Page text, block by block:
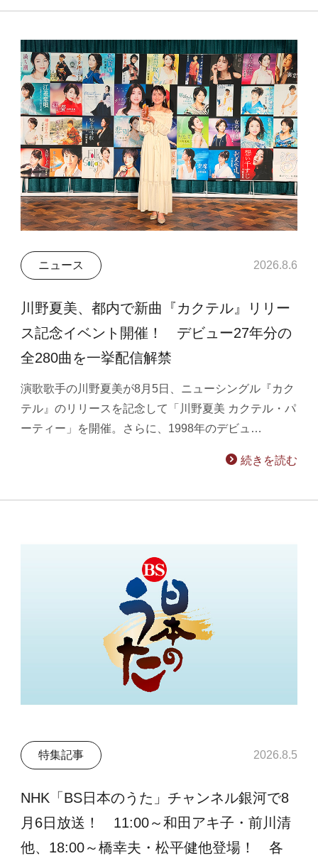
ニュース 2026.8.6
川野夏美、都内で新曲『カクテル』リリー
ス記念イベント開催！ デビュー27年分の
全280曲を一挙配信解禁
演歌歌手の川野夏美が8月5日、ニューシングル『カク
テル』のリリースを記念して「川野夏美 カクテル・パ
ーティー」を開催。さらに、1998年のデビュ…
続きを読む
特集記事 2026.8.5
NHK「BS日本のうた」チャンネル銀河で8
月6日放送！ 11:00～和田アキ子・前川清
他、18:00～橋幸夫・松平健他登場！ 各